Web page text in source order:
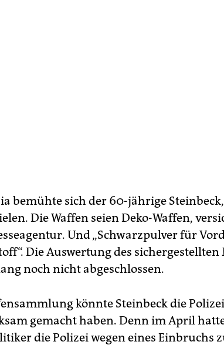
bemühte sich der 60-jährige
Die Waffen seien Deko-Waffen,
Und „Schwarzpulver für
Die Auswertung des
noch nicht abgeschlossen.
könnte Steinbeck die
gemacht haben. Denn im April
die Polizei wegen eines Einbruchs